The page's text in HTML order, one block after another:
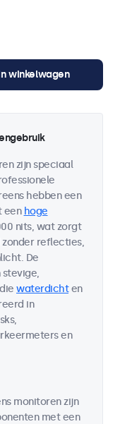
winkelwagen
zijn speciaal
hebben een
een hoge
nits, wat zorgt
reflecties,
De
stevige,
waterdichten
in
en
monitoren zijn
met een